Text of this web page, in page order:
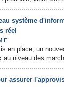
système
réel
en place, un
au niveau des
assurer